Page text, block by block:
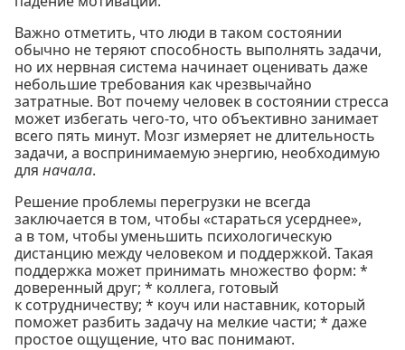
Важно отметить, что люди в таком состоянии
обычно не теряют способность выполнять задачи,
но их нервная система начинает оценивать даже
небольшие требования как чрезвычайно
затратные. Вот почему человек в состоянии стресса
может избегать чего-то, что объективно занимает
всего пять минут. Мозг измеряет не длительность
задачи, а воспринимаемую энергию, необходимую
для начала.
Решение проблемы перегрузки не всегда
заключается в том, чтобы «стараться усерднее»,
а в том, чтобы уменьшить психологическую
дистанцию между человеком и поддержкой. Такая
поддержка может принимать множество форм: *
доверенный друг; * коллега, готовый
к сотрудничеству; * коуч или наставник, который
поможет разбить задачу на мелкие части; * даже
простое ощущение, что вас понимают.